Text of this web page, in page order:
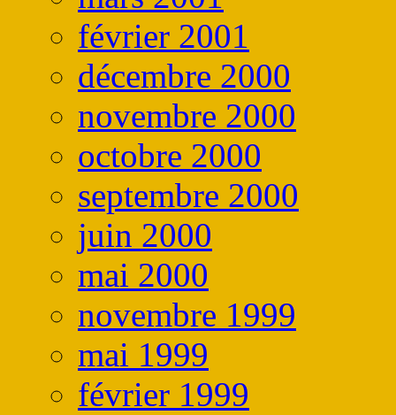
février 2001
décembre 2000
novembre 2000
octobre 2000
septembre 2000
juin 2000
mai 2000
novembre 1999
mai 1999
février 1999